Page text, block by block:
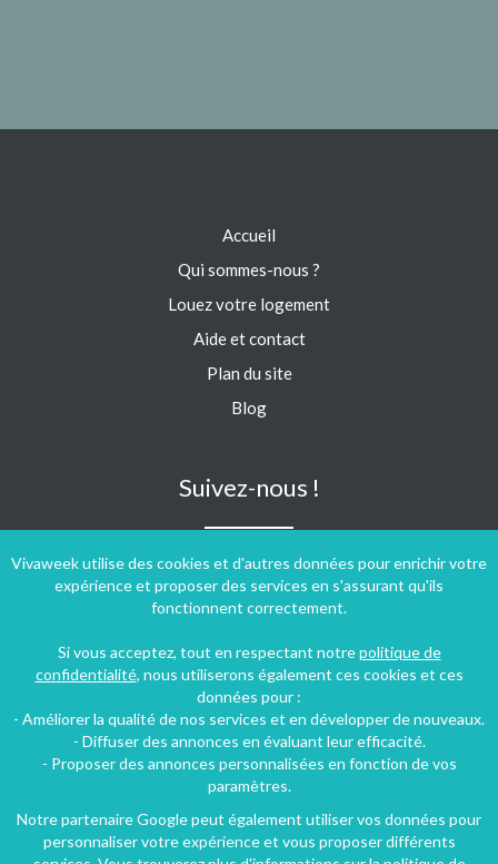
Vivaweek utilise des cookies et d'autres données pour enrichir votre
expérience et proposer des services en s'assurant qu'ils
fonctionnent correctement.
Si vous acceptez, tout en respectant notrepolitique de
confidentialité, nous utiliserons également ces cookies et ces
données pour :
- Améliorer la qualité de nos services et en développer de nouveaux.
- Diffuser des annonces en évaluant leur efficacité.
- Proposer des annonces personnalisées en fonction de vos
paramètres.
Notre partenaire Google peut également utiliser vos données pour
personnaliser votre expérience et vous proposer différents
Accueil
Qui sommes-nous ?
Louez votre logement
Aide et contact
Plan du site
Blog
Suivez-nous !
Conditions générales d'utilisation- Politique de confidentialité